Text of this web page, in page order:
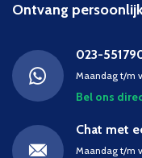
Ontvang
023-
Maandag t/m
Bel ons
Chat met
Maandag t/m